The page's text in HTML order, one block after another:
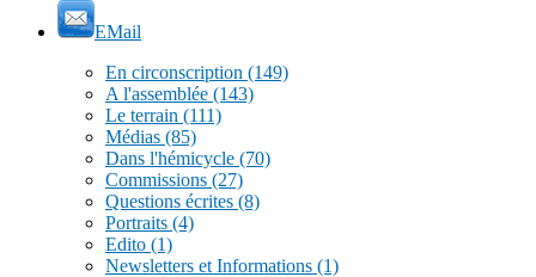
EMail
En circonscription (149)
A l'assemblée (143)
Le terrain (111)
Médias (85)
Dans l'hémicycle (70)
Commissions (27)
Questions écrites (8)
Portraits (4)
Edito (1)
Newsletters et Informations (1)